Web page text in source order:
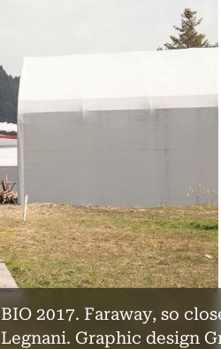
BIO 2017. Faraway, so
Legnani. Graphic design